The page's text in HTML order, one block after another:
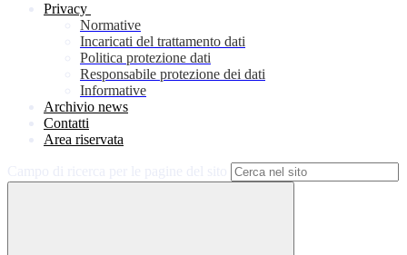
Privacy
Normative
Incaricati del trattamento dati
Politica protezione dati
Responsabile protezione dei dati
Informative
Archivio news
Contatti
Area riservata